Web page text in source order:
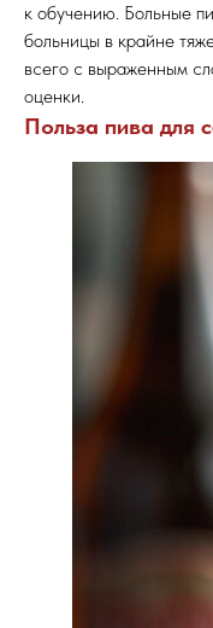
к обучению. Больные
больницы в крайне
всего с выраженным
оценки.
Польза пива для